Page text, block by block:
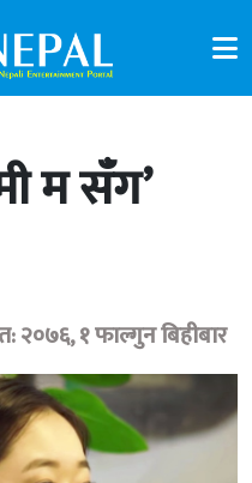
म सँग’
२०७६, १ फाल्गुन बिहीबार